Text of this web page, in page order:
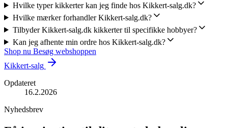
Hvilke typer kikkerter kan jeg finde hos Kikkert-salg.dk?
Hvilke mærker forhandler Kikkert-salg.dk?
Tilbyder Kikkert-salg.dk kikkerter til specifikke hobbyer?
Kan jeg afhente min ordre hos Kikkert-salg.dk?
Shop nu Besøg webshoppen
Kikkert-salg
Opdateret
16.2.2026
Nyhedsbrev